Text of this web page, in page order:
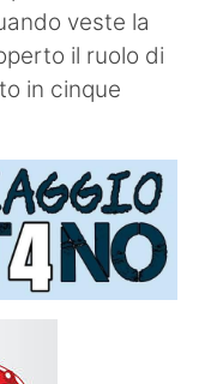
veste la
il ruolo di
in cinque